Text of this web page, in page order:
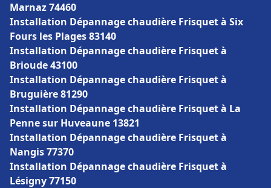
Marnaz 74460
Installation Dépannage chaudière Frisquet à Six
Fours les Plages 83140
Installation Dépannage chaudière Frisquet à
Brioude 43100
Installation Dépannage chaudière Frisquet à
Bruguière 81290
Installation Dépannage chaudière Frisquet à La
Penne sur Huveaune 13821
Installation Dépannage chaudière Frisquet à
Nangis 77370
Installation Dépannage chaudière Frisquet à
Lésigny 77150